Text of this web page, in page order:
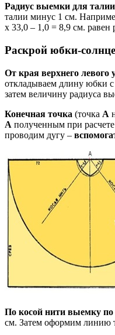
Радиус выемки для талии
талии минус 1 см.
х 33,0 – 1,0 = 8,9 см. равен
Раскрой юбки-солнце
От края верхнего левого
откладываем длину юбки
затем величину радиуса
Конечная точка (точка А
А полученным при
проводим дугу –
По косой нити выемку
см. Затем оформим линию